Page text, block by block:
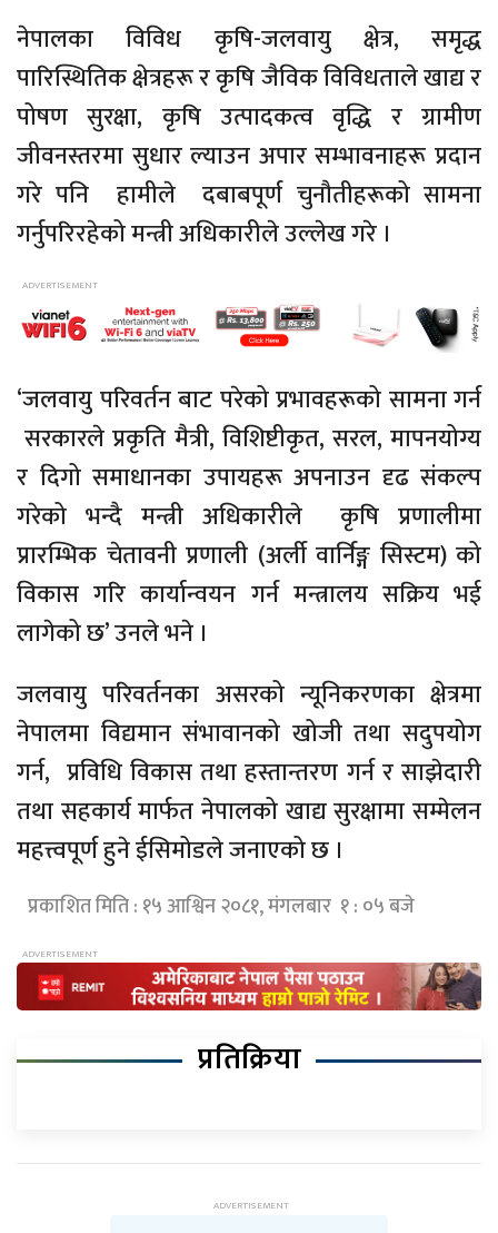
नेपालका विविध कृषि-जलवायुक्षेत्र, समृद्ध
पारिस्थितिक क्षेत्रहरू र कृषि जैविक विविधताले खाद्य र
पोषण सुरक्षा, कृषि उत्पादकत्व वृद्धि र ग्रामीण
जीवनस्तरमा सुधार ल्याउन अपार सम्भावनाहरू प्रदान
गरे पनि हामीले दबाबपूर्ण चुनौतीहरूको सामना
गर्नुपरिरहेको मन्त्री अधिकारीले उल्लेख गरे ।
‘जलवायु परिवर्तन बाट परेको प्रभावहरूको सामना गर्न
सरकारले प्रकृति मैत्री, विशिष्टीकृत, सरल, मापनयोग्य
र दिगो समाधानका उपायहरू अपनाउन दृढ संकल्प
गरेको भन्दै मन्त्री अधिकारीले कृषि प्रणालीमा
प्रारम्भिक चेतावनी प्रणाली (अर्ली वार्निङ्ग सिस्टम)को
विकास गरि कार्यान्वयन गर्न मन्त्रालय सक्रिय भई
लागेको छ’ उनले भने ।
जलवायु परिवर्तनका असरको न्यूनिकरणका क्षेत्रमा
नेपालमा विद्यमानसंभावानको खोजी तथा सदुपयोग
गर्न, प्रविधि विकास तथा हस्तान्तरण गर्न र साझेदारी
तथा सहकार्य मार्फत नेपालको खाद्य सुरक्षामा सम्मेलन
महत्त्वपूर्ण हुनेईसिमोडलेजनाएको छ ।
प्रकाशित मिति : १५ आश्विन २०८१, मंगलबार १ : ०५ बजे
प्रतिक्रिया